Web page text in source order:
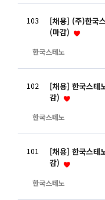
103
[채용] (주)한국
(마감)
한국스테노
102
[채용] 한국스테
감)
한국스테노
101
[채용] 한국스테
감)
한국스테노